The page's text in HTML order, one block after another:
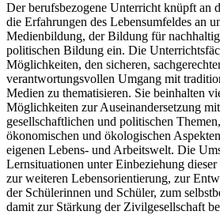
Der berufsbezogene Unterricht knüpft an
die Erfahrungen des Lebensumfeldes an
Medienbildung, der Bildung für
politischen Bildung ein. Die
Möglichkeiten, den sicheren,
verantwortungsvollen Umgang mit
Medien zu thematisieren. Sie beinhalten
Möglichkeiten zur Auseinandersetzung
gesellschaftlichen und politischen
ökonomischen und ökologischen
eigenen Lebens- und Arbeitswelt. Die
Lernsituationen unter Einbeziehung
zur weiteren Lebensorientierung, zur
der Schülerinnen und Schüler, zum
damit zur Stärkung der Zivilgesellschaft